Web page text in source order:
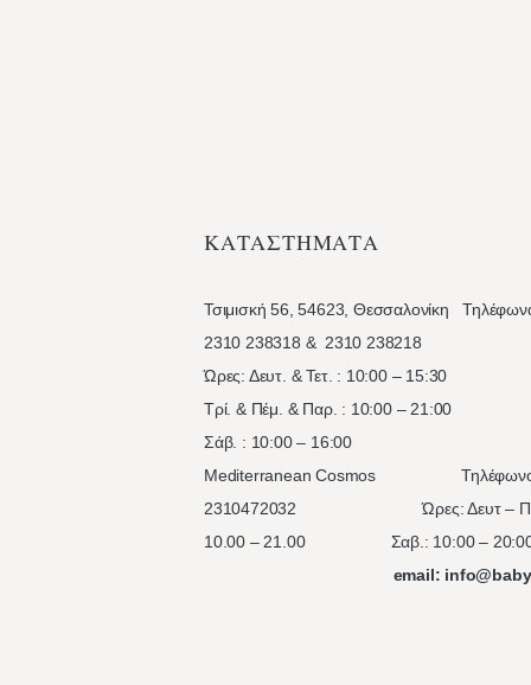
ΚΑΤΑΣΤΗΜΑΤΑ
Τσιμισκή 56, 54623, Θεσσαλονίκη
2310 238318 & 2310 238218
Ώρες: Δευτ. & Τετ. : 10:00 – 15:30
Τρί. & Πέμ. & Παρ. : 10:00 – 21:00
Σάβ. : 10:00 –
Mediterranean Cosmos
2310472032 Ώρες: Δευτ –
10.00 – 21.00 Σαβ.: 10:00 –
email: